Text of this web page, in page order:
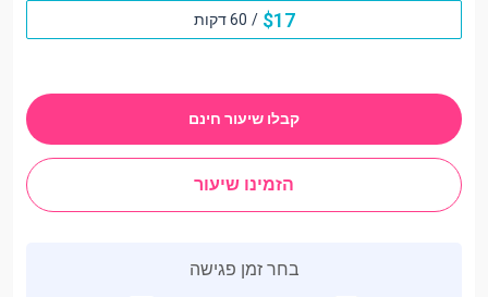
17
$
/ 60 דקות
קבלו שיעור חינם
הזמינו שיעור
בחר זמן פגישה